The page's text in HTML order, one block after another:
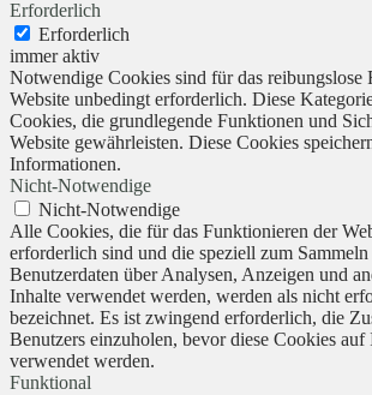
Erforderlich
Erforderlich
immer aktiv
Notwendige Cookies sind für das reibungslose
Website unbedingt erforderlich. Diese
Cookies, die grundlegende Funktionen und
Website gewährleisten. Diese Cookies
Informationen.
Nicht-Notwendige
Nicht-Notwendige
Alle Cookies, die für das Funktionieren der
erforderlich sind und die speziell zum Sammeln
Benutzerdaten über Analysen, Anzeigen und
Inhalte verwendet werden, werden als nicht
bezeichnet. Es ist zwingend erforderlich, die
Benutzers einzuholen, bevor diese Cookies auf
verwendet werden.
Funktional